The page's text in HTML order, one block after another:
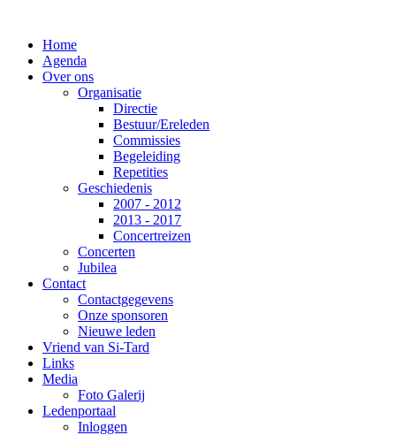
Home
Agenda
Over ons
Organisatie
Directie
Bestuur/Ereleden
Commissies
Begeleiding
Repetities
Geschiedenis
2007 - 2012
2013 - 2017
Concertreizen
Concerten
Jubilea
Contact
Contactgegevens
Onze sponsoren
Nieuwe leden
Vriend van Si-Tard
Links
Media
Foto Galerij
Ledenportaal
Inloggen